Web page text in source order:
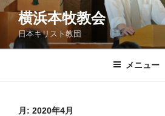
コ
ン
横浜本牧教会
日本キリスト教団
メニュー
月: 2020年4月